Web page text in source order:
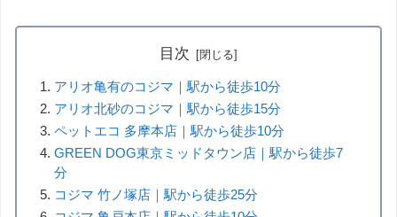
目次
アリオ亀有のコジマ｜駅から徒歩10分
アリオ北砂のコジマ｜駅から徒歩15分
ペットエコ 多摩本店｜駅から徒歩10分
GREEN DOG東京ミッドタウン店｜駅から徒歩7
分
コジマ 竹ノ塚店｜駅から徒歩25分